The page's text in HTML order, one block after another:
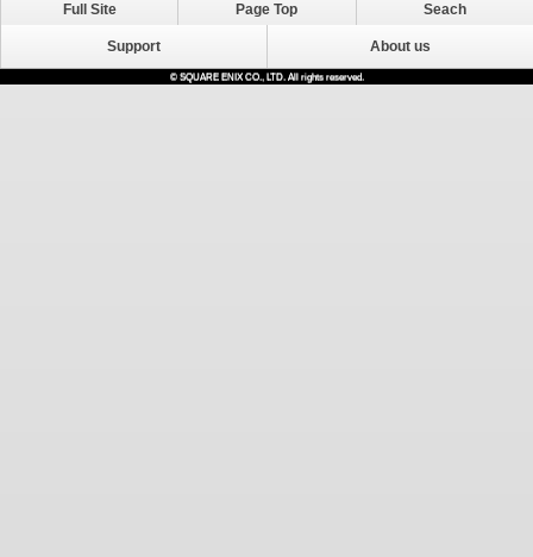
Full Site Page Top Seach
Support About us
© SQUARE ENIX CO., LTD. All rights reserved.